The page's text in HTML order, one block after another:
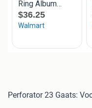
Perforator 23 Gaats: